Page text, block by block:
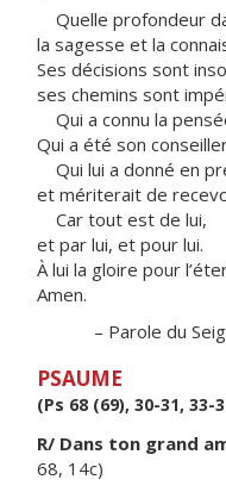
Quelle profondeur
la sagesse et la
Ses décisions sont
ses chemins sont
Qui a connu la
Qui a été son
Qui lui a donné en
et mériterait de
Car tout est de lui,
et par lui, et pour lui.
À lui la gloire pour
Amen.
– Parole du
PSAUME
(Ps 68 (69), 30-31, 33-
R/ Dans ton grand
68, 14c)